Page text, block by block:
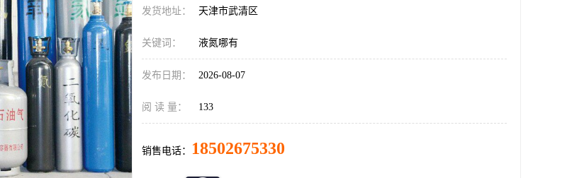
发货地址： 天津市武清区
关键词： 液氮哪有
发布日期： 2026-08-07
阅 读 量： 133
销售电话： 18502675330